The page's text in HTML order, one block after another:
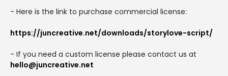
- Here is the link to purchase commercial license:
https://juncreative.net/downloads/storylove-script/
- If you need a custom license please contact us at
hello@juncreative.net